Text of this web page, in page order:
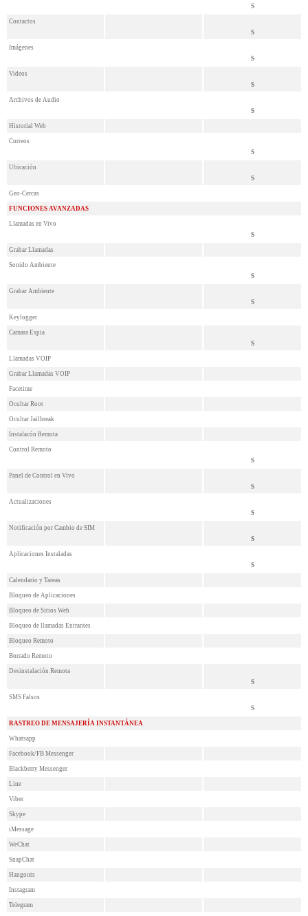
S
Contactos
S
Imágenes
S
Videos
S
Archivos de Audio
S
Historial Web
Correos
S
Ubicación
S
Geo-Cercas
FUNCIONES AVANZADAS
Llamadas en Vivo
S
Grabar Llamadas
Sonido Ambiente
S
Grabar Ambiente
S
Keylogger
Camara Espia
S
Llamadas VOIP
Grabar Llamadas VOIP
Facetime
Ocultar Root
Ocultar Jailbreak
Instalacón Remota
Control Remoto
S
Panel de Control en Vivo
S
Actualizaciones
S
Notificación por Cambio de SIM
S
Aplicaciones Instaladas
S
Calendario y Tareas
Bloqueo de Aplicaciones
Bloqueo de Sitios Web
Bloqueo de llamadas Entrantes
Bloqueo Remoto
Borrado Remoto
Desinstalación Remota
S
SMS Falsos
S
RASTREO DE MENSAJERÍA INSTANTÁNEA
Whatsapp
Facebook/FB Messenger
Blackberry Messenger
Line
Viber
Skype
iMessage
WeChat
SnapChat
Hangouts
Instagram
Telegram